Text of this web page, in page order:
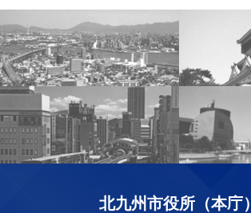
北九州市役所（本庁）